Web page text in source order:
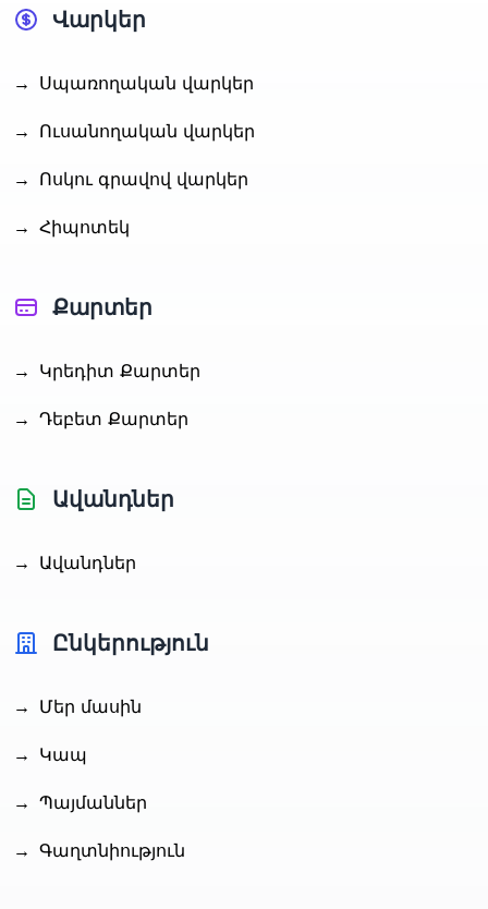
Վարկեր
→ Սպառողական վարկեր
→ Ուսանողական վարկեր
→ Ոսկու գրավով վարկեր
→ Հիպոտեկ
Քարտեր
→ Կրեդիտ Քարտեր
→ Դեբետ Քարտեր
Ավանդներ
→ Ավանդներ
Ընկերություն
→ Մեր մասին
→ Կապ
→ Պայմաններ
→ Գաղտնիություն